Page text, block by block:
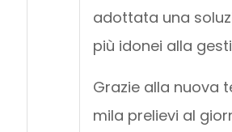
adottata una
più idonei alla
Grazie alla nuova
mila prelievi al